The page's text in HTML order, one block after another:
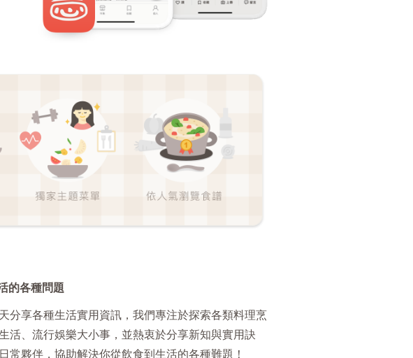
的各種問題
分享各種生活實用資訊，我們專注於探索各類料理烹
活、流行娛樂大小事，並熱衷於分享新知與實用訣
常夥伴，協助解決你從飲食到生活的各種難題！